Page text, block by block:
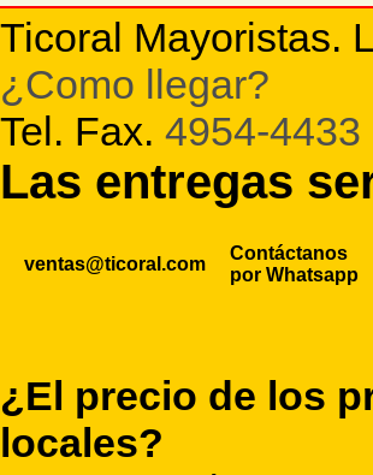
Ticoral Mayoristas.
¿Como llegar?
Tel. Fax. 4954-4433
Las entregas
ventas@ticoral.com
Contáctanos
por Whatsapp
¿El precio de los
locales?